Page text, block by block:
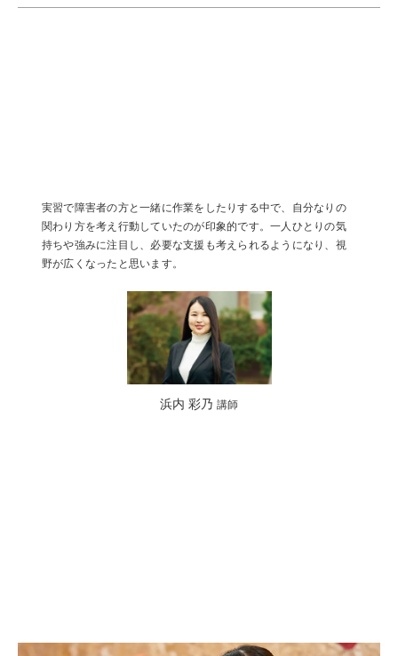
実習で障害者の方と一緒に作業をしたりする中で、自分なりの
関わり方を考え行動していたのが印象的です。一人ひとりの気
持ちや強みに注目し、必要な支援も考えられるようになり、視
野が広くなったと思います。
浜内 彩乃 講師